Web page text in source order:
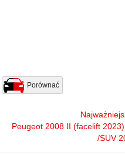
Porównać
Peugeot 2008 II (facelift
/SUV